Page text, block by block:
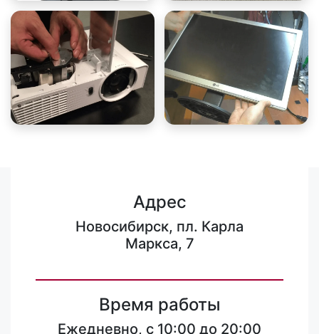
Адрес
Новосибирск, пл. Карла
Маркса, 7
Время работы
Ежедневно, с 10:00 до 20:00